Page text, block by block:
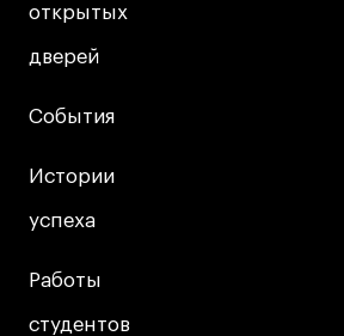
открытых
дверей
открытых
дверей
События
События
Истории
успеха
Истории
успеха
Работы
студентов
Работы
студентов